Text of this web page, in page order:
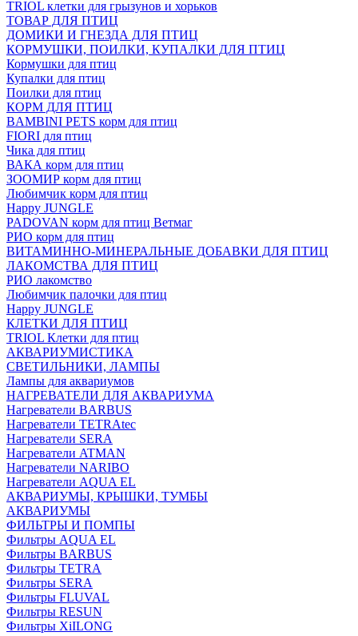
TRIOL клетки для грызунов и хорьков
ТОВАР ДЛЯ ПТИЦ
ДОМИКИ И ГНЕЗДА ДЛЯ ПТИЦ
КОРМУШКИ, ПОИЛКИ, КУПАЛКИ ДЛЯ ПТИЦ
Кормушки для птиц
Купалки для птиц
Поилки для птиц
КОРМ ДЛЯ ПТИЦ
BAMBINI PETS корм для птиц
FIORI для птиц
Чика для птиц
ВАКА корм для птиц
ЗООМИР корм для птиц
Любимчик корм для птиц
Happy JUNGLE
PADOVAN корм для птиц Ветмаг
РИО корм для птиц
ВИТАМИННО-МИНЕРАЛЬНЫЕ ДОБАВКИ ДЛЯ ПТИЦ
ЛАКОМСТВА ДЛЯ ПТИЦ
РИО лакомство
Любимчик палочки для птиц
Happy JUNGLE
КЛЕТКИ ДЛЯ ПТИЦ
TRIOL Клетки для птиц
АКВАРИУМИСТИКА
СВЕТИЛЬНИКИ, ЛАМПЫ
Лампы для аквариумов
НАГРЕВАТЕЛИ ДЛЯ АКВАРИУМА
Нагреватели BARBUS
Нагреватели TETRAtec
Нагреватели SERA
Нагреватели ATMAN
Нагреватели NARIBO
Нагреватели AQUA EL
АКВАРИУМЫ, КРЫШКИ, ТУМБЫ
АКВАРИУМЫ
ФИЛЬТРЫ И ПОМПЫ
Фильтры AQUA EL
Фильтры BARBUS
Фильтры ТETRA
Фильтры SERA
Фильтры FLUVAL
Фильтры RESUN
Фильтры XiILONG